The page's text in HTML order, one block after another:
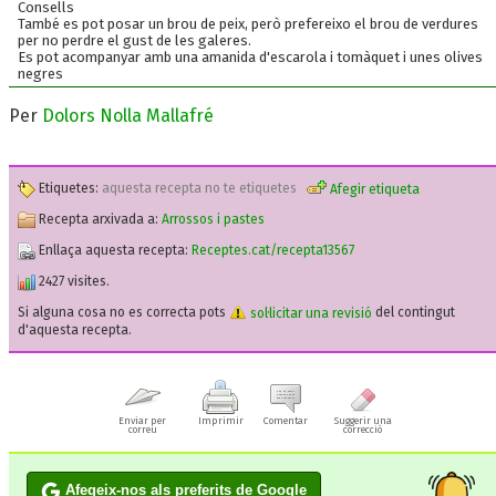
Consells
També es pot posar un brou de peix, però prefereixo el brou de verdures
per no perdre el gust de les galeres.
Es pot acompanyar amb una amanida d'escarola i tomàquet i unes olives
negres
Per Dolors Nolla Mallafré
Etiquetes: aquesta recepta no te etiquetes
Afegir etiqueta
Recepta arxivada a: Arrossos i pastes
Enllaça aquesta recepta: Receptes.cat/recepta13567
2427 visites.
Si alguna cosa no es correcta pots
sol·licitar una revisió del contingut
d'aquesta recepta.
Enviar per
correu
Imprimir Comentar
Suggerir una
correcció
Afegeix-nos als preferits de Google